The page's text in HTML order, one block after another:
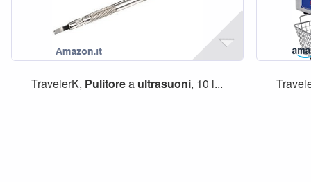
TravelerK, Pulitorea ultrasuoni, 10 l...